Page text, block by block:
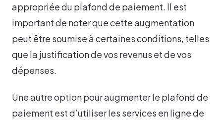
appropriée du plafond de paiement. Il est
important de noter que cette augmentation
peut être soumise à certaines conditions, telles
que la justification de vos revenus et de vos
dépenses.
Une autre option pour augmenter le plafond de
paiement est d’utiliser les services en ligne de